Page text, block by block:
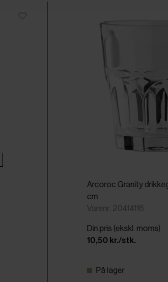
Arcoroc Granity
cm
Varenr: 20414116
Din pris (ekskl. moms)
10,50 kr./stk.
På lager